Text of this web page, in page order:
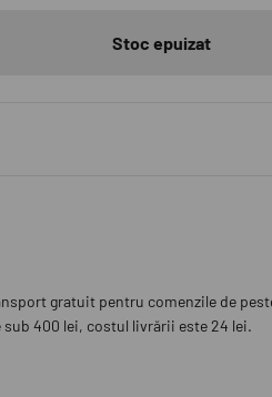
Stoc epuizat
gratuit pentru comenzile de
sub 400 lei, costul livrării este 24 lei.